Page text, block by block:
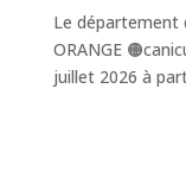
Le département
ORANGE
juillet 2026 à